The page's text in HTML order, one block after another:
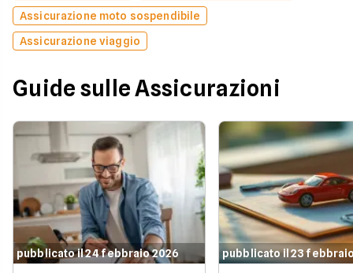
Assicurazione moto sospendibile
Assicurazione viaggio
Guide sulle Assicurazioni
pubblicato il 24 febbraio 2026 pubblicato il 23